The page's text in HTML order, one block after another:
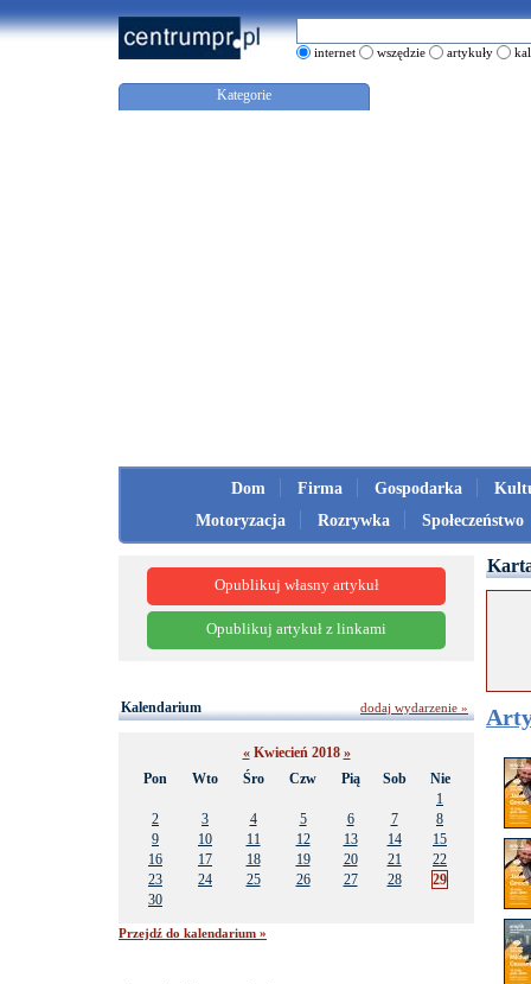
internet wszędzie artykuły
Kategorie
Dom Firma Gospodarka
Motoryzacja
Rozrywka Społeczeństwo
Opublikuj własny artykuł
Opublikuj artykuł z linkami
Kalendarium
«Kwiecień 2018 »
Pon
Wto Śro Czw Pią Sob
Nie
1
2
3 4 5 6 7
8
9
10 11 12 13 14
15
16
17 18 19 20 21
22
23
24 25 26 27 28
29
30
Przejdź do kalendarium »
dodaj wydarzenie »